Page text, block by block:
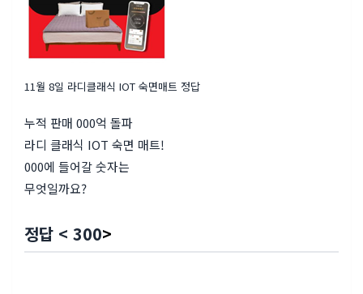
11월 8일 라디클래식 IOT 숙면매트 정답
누적 판매 000억 돌파
라디 클래식 IOT 숙면 매트!
000에 들어갈 숫자는
무엇일까요?
정답 < 300>